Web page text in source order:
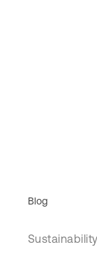
Blog
Sustainability